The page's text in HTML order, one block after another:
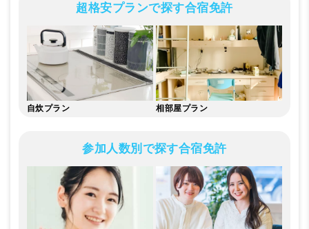
超格安プランで探す合宿免許
自炊プラン 相部屋プラン
参加人数別で探す合宿免許